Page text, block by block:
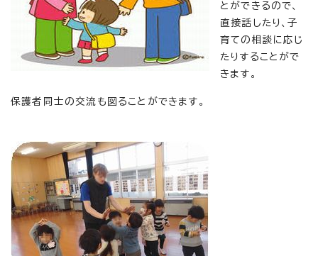
とができるので、
直接話したり、子
育ての相談に応じ
たりすることがで
きます。
保護者同士の交流も図ることができます。